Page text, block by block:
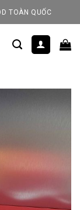
TOÀN QUỐC